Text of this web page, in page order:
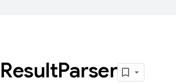
ResultParser